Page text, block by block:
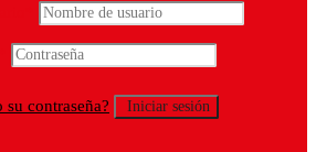
su contraseña?